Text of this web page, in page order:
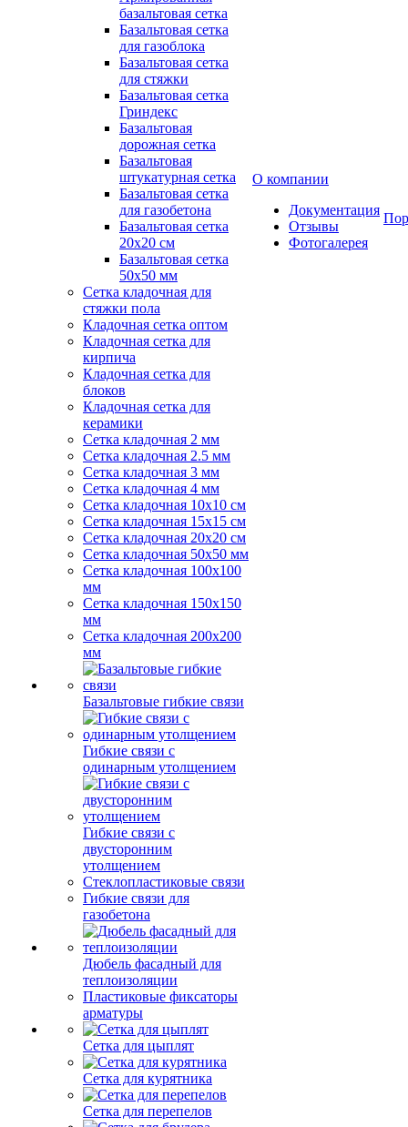
базальтовая сетка
Базальтовая сетка
для газоблока
Базальтовая сетка
для стяжки
Базальтовая сетка
Гриндекс
Базальтовая
дорожная сетка
Базальтовая
штукатурная сетка
Базальтовая сетка
для газобетона
Базальтовая сетка
20x20 см
Базальтовая сетка
50x50 мм
Сетка кладочная для
стяжки пола
Кладочная сетка оптом
Кладочная сетка для
кирпича
Кладочная сетка для
блоков
Кладочная сетка для
керамики
Сетка кладочная 2 мм
Сетка кладочная 2.5 мм
Сетка кладочная 3 мм
Сетка кладочная 4 мм
Сетка кладочная 10x10 см
Сетка кладочная 15x15 см
Сетка кладочная 20x20 см
Сетка кладочная 50x50 мм
Сетка кладочная 100x100
мм
Сетка кладочная 150x150
мм
Сетка кладочная 200x200
мм
Базальтовые гибкие связи
Гибкие связи с
одинарным утолщением
Гибкие связи с
двусторонним
утолщением
Стеклопластиковые связи
Гибкие связи для
газобетона
Дюбель фасадный для
теплоизоляции
Пластиковые фиксаторы
арматуры
Сетка для цыплят
Сетка для курятника
Сетка для перепелов
О компании
Документация
Отзывы
Фотогалерея